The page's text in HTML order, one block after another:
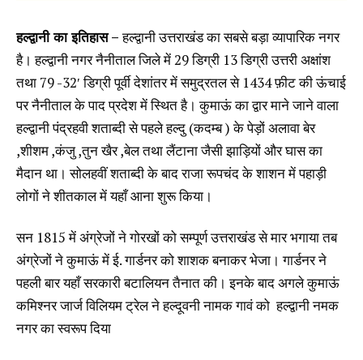
हल्द्वानी का इतिहास –हल्द्वानी उत्तराखंड का सबसे बड़ा व्यापारिक नगर
है। हल्द्वानी नगर नैनीताल जिले में 29 डिग्री 13 डिग्री उत्तरी अक्षांश
तथा 79 -32′ डिग्री पूर्वी देशांतर में समुद्रतल से 1434 फ़ीट की ऊंचाई
पर नैनीताल के पाद प्रदेश में स्थित है। कुमाऊं का द्वार माने जाने वाला
हल्द्वानी पंद्रहवी शताब्दी से पहले हल्दु (कदम्ब ) के पेड़ों अलावा बेर
,शीशम ,कंजु ,तुन खैर ,बेल तथा लैंटाना जैसी झाड़ियों और घास का
मैदान था। सोलहवीं शताब्दी के बाद राजा रूपचंद के शाशन में पहाड़ी
लोगों ने शीतकाल में यहाँ आना शुरू किया।
सन 1815 में अंग्रेजों ने गोरखों को सम्पूर्ण उत्तराखंड से मार भगाया तब
अंग्रेजों ने कुमाऊं में ई. गार्डनर को शाशक बनाकर भेजा। गार्डनर ने
पहली बार यहाँ सरकारी बटालियन तैनात की। इनके बाद अगले कुमाऊं
कमिश्नर जार्ज विलियम ट्रेल ने हल्दूवनी नामक गावं को हल्द्वानी नमक
नगर का स्वरूप दिया